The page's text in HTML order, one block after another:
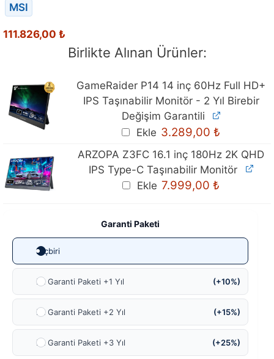
MSI
111.826,00 ₺
Birlikte Alınan Ürünler:
GameRaider P14 14 inç 60Hz Full HD+
IPS Taşınabilir Monitör - 2 Yıl Birebir
Değişim Garantili
Ekle 3.289,00₺
ARZOPA Z3FC 16.1 inç 180Hz 2K QHD
IPS Type-C Taşınabilir Monitör
Ekle Orijinal
fiyat:
7.999,00₺
Garanti Paketi
Hiçbiri
Ek Garanti Paketi +1 Yıl (+10%)
Ek Garanti Paketi +2 Yıl (+15%)
Ek Garanti Paketi +3 Yıl (+25%)